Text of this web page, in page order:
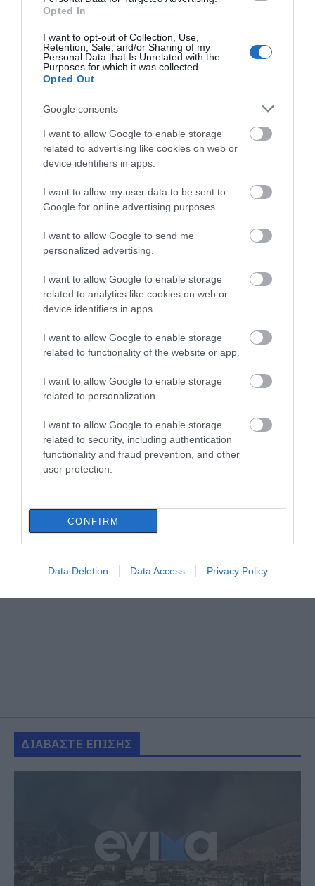
Opted In
I want to opt-out of Collection, Use,
Retention, Sale, and/or Sharing of my
Personal Data that Is Unrelated with the
Purposes for which it was collected.
Opted Out
Google consents
I want to allow Google to enable storage
related to advertising like cookies on web or
device identifiers in apps.
I want to allow my user data to be sent to
Google for online advertising purposes.
I want to allow Google to send me
personalized advertising.
I want to allow Google to enable storage
related to analytics like cookies on web or
device identifiers in apps.
I want to allow Google to enable storage
related to functionality of the website or app.
I want to allow Google to enable storage
related to personalization.
I want to allow Google to enable storage
related to security, including authentication
functionality and fraud prevention, and other
user protection.
CONFIRM
Data Deletion Data Access Privacy Policy
καταστροφικής πυρκαγιάς – Το
χρονικό της τραγωδίας
08.08.2026 | 20:00
Εύβοια: Πότε θα γίνει ο
καθιερωμένος έρανος για το
08.08.2026 | 19:40
Σε αυτή την Ενορία του
Οσίου Ιωάννη του
Ρώσσου λειτούργησε
χθες ο Μητροπολίτης
Χαλκίδος
Νότια Εύβοια: Μεγάλο
Beach Party σήμερα
στη Γαλάζια Λίμνη! Εσύ
θα λείπεις;
ΔΙΑΒΑΣΤΕ ΕΠΙΣΗΣ